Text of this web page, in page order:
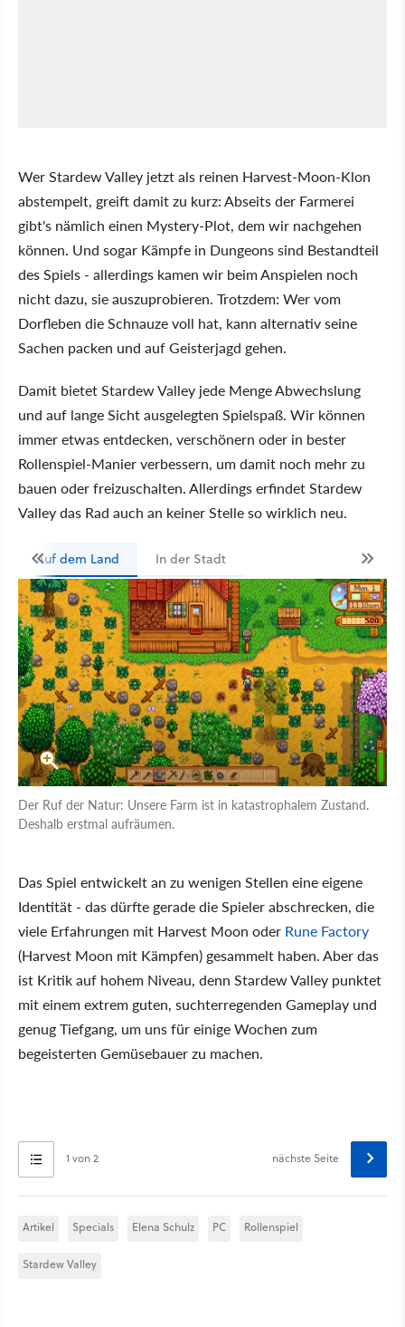
Wer Stardew Valley jetzt als reinen Harvest-Moon-Klon
abstempelt, greift damit zu kurz: Abseits der Farmerei
gibt's nämlich einen Mystery-Plot, dem wir nachgehen
können. Und sogar Kämpfe in Dungeons sind Bestandteil
des Spiels - allerdings kamen wir beim Anspielen noch
nicht dazu, sie auszuprobieren. Trotzdem: Wer vom
Dorfleben die Schnauze voll hat, kann alternativ seine
Sachen packen und auf Geisterjagd gehen.
Damit bietet Stardew Valley jede Menge Abwechslung
und auf lange Sicht ausgelegten Spielspaß. Wir können
immer etwas entdecken, verschönern oder in bester
Rollenspiel-Manier verbessern, um damit noch mehr zu
bauen oder freizuschalten. Allerdings erfindet Stardew
Valley das Rad auch an keiner Stelle so wirklich neu.
Auf dem Land In der Stadt
Der Ruf der Natur: Unsere Farm ist in katastrophalem Zustand.
Deshalb erstmal aufräumen.
Das Spiel entwickelt an zu wenigen Stellen eine eigene
Identität - das dürfte gerade die Spieler abschrecken, die
viele Erfahrungen mit Harvest Moon oder Rune Factory
(Harvest Moon mit Kämpfen) gesammelt haben. Aber das
ist Kritik auf hohem Niveau, denn Stardew Valley punktet
mit einem extrem guten, suchterregenden Gameplay und
genug Tiefgang, um uns für einige Wochen zum
begeisterten Gemüsebauer zu machen.
1 von 2 nächste Seite
Artikel Specials Elena Schulz PC Rollenspiel
Stardew Valley